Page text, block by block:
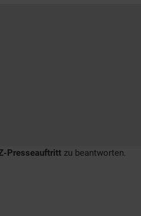
Presseauftritt zu beantworten.